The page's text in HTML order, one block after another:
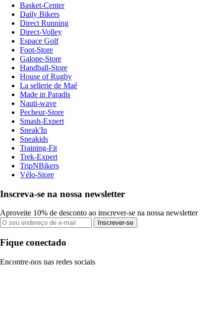
Basket-Center
Daily Bikers
Direct Running
Direct-Volley
Espace Golf
Foot-Store
Galope-Store
Handball-Store
House of Rugby
La sellerie de Maé
Made in Paradis
Nauti-wave
Pecheur-Store
Smash-Expert
Sneak'In
Sneakids
Training-Fit
Trek-Expert
TripNBikers
Vélo-Store
Inscreva-se na nossa newsletter
Aproveite 10% de desconto ao inscrever-se na nossa newsletter
Inscrever-se
Fique conectado
Encontre-nos nas redes sociais